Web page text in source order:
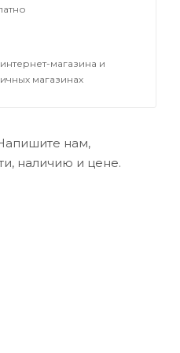
магазина и
магазинах
нам,
наличию и цене.